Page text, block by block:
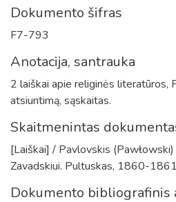
Dokumento šifras
F7-793
Anotacija, santrauka
2 laiškai apie religinės literatūros,
atsiuntimą, sąskaitas.
Skaitmenintas
[Laiškai] / Pavlovskis
Zavadskiui. Pultuskas, 1860-
Dokumento bibliografinis